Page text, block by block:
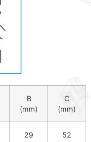
B
(mm)
C
(mm)
29 52